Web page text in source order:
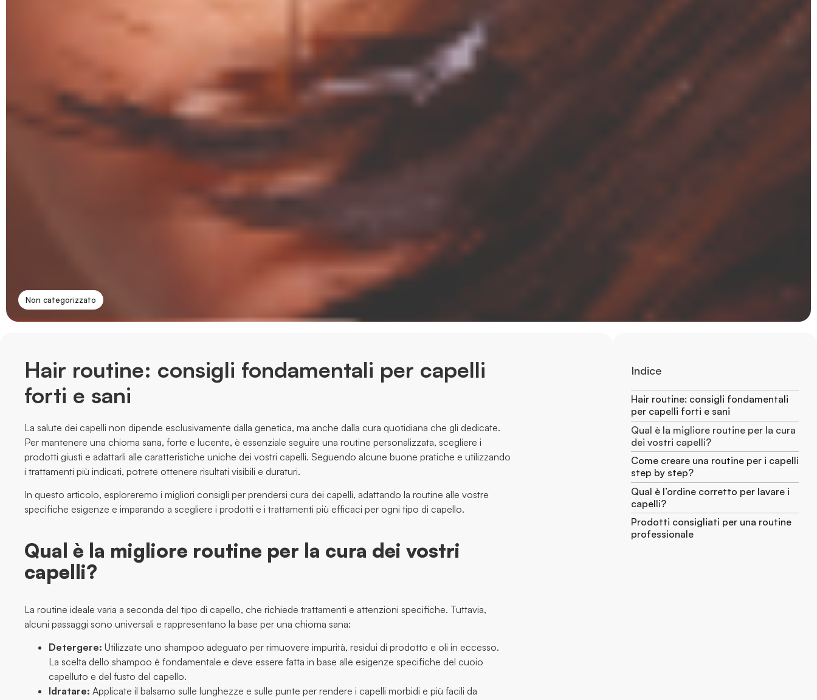
Non categorizzato
Hair routine: consigli fondamentali per capelli
forti e sani
La salute dei capelli non dipende esclusivamente dalla genetica, ma anche dalla cura quotidiana che gli dedicate.
Per mantenere una chioma sana, forte e lucente, è essenziale seguire una routine personalizzata, scegliere i
prodotti giusti e adattarli alle caratteristiche uniche dei vostri capelli. Seguendo alcune buone pratiche e utilizzando
i trattamenti più indicati, potrete ottenere risultati visibili e duraturi.
In questo articolo, esploreremo i migliori consigli per prendersi cura dei capelli, adattando la routine alle vostre
specifiche esigenze e imparando a scegliere i prodotti e i trattamenti più efficaci per ogni tipo di capello.
Qual è la migliore routine per la cura dei vostri
capelli?
La routine ideale varia a seconda del tipo di capello, che richiede trattamenti e attenzioni specifiche. Tuttavia,
alcuni passaggi sono universali e rappresentano la base per una chioma sana:
Detergere: Utilizzate uno shampoo adeguato per rimuovere impurità, residui di prodotto e oli in eccesso.
La scelta dello shampoo è fondamentale e deve essere fatta in base alle esigenze specifiche del cuoio
capelluto e del fusto del capello.
Idratare: Applicate il balsamo sulle lunghezze e sulle punte per rendere i capelli morbidi e più facili da
Indice
Hair routine: consigli fondamentali
per capelli forti e sani
Qual è la migliore routine per la cura
dei vostri capelli?
Come creare una routine per i capelli
step by step?
Qual è l’ordine corretto per lavare i
capelli?
Prodotti consigliati per una routine
professionale